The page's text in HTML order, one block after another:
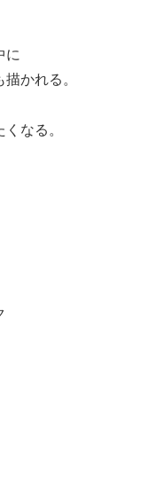
に
かれる。
なる。